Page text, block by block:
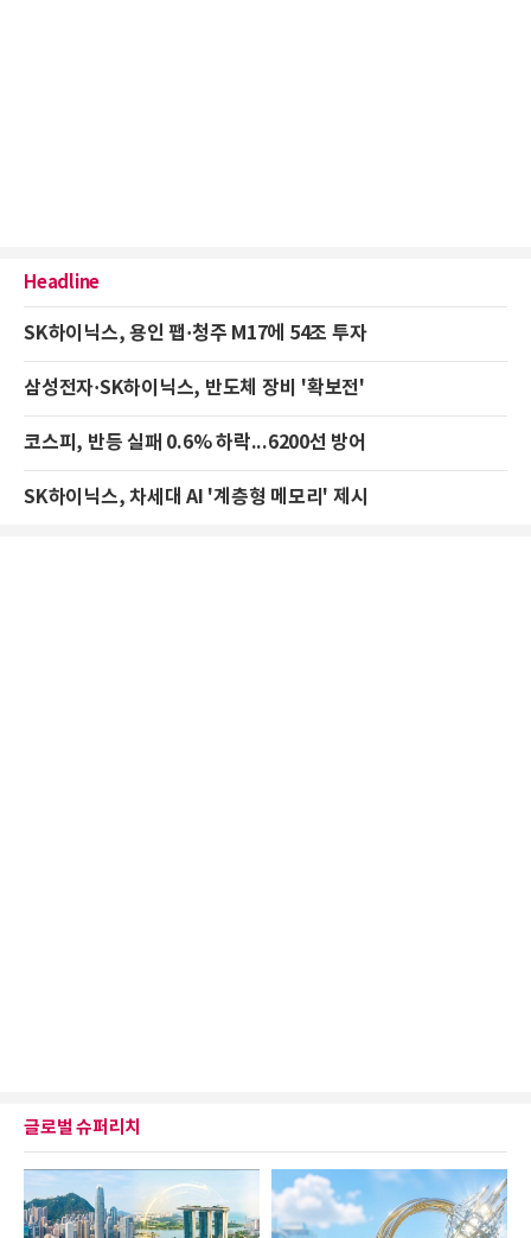
Headline
SK하이닉스, 용인 팹·청주 M17에 54조 투자
삼성전자·SK하이닉스, 반도체 장비 '확보전'
코스피, 반등 실패 0.6% 하락...6200선 방어
SK하이닉스, 차세대 AI '계층형 메모리' 제시
글로벌 슈퍼리치